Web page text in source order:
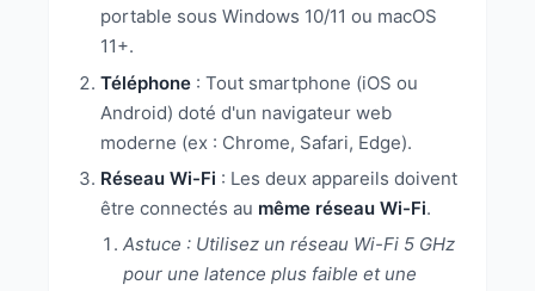
portable sous Windows 10/11 ou macOS
11+.
Téléphone: Tout smartphone (iOS ou
Android) doté d'un navigateur web
moderne (ex : Chrome, Safari, Edge).
Réseau Wi-Fi : Les deux appareils doivent
être connectés au même réseau Wi-Fi.
Astuce : Utilisez un réseau Wi-Fi 5 GHz
pour une latence plus faible et une